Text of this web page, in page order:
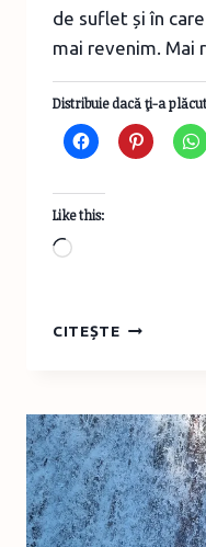
de suflet și în
mai revenim. Mai
Distribuie dacă ţi-a plăcut
Like this:
Loading…
CITEȘTETURIST
LA
GREEN
CAMP